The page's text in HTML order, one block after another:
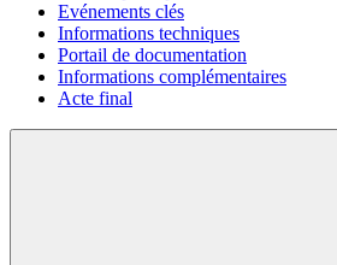
Evénements clés
Informations techniques
Portail de documentation
Informations complémentaires
Acte final